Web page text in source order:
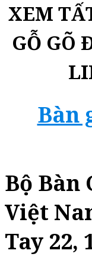
XEM
GỖ GÕ
Bàn
Bộ Bàn
Việt
Tay 22,